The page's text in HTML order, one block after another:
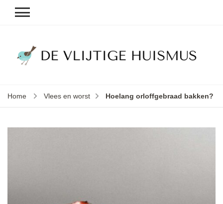
Home Vlees en worst Hoelang orloffgebraad bakken?